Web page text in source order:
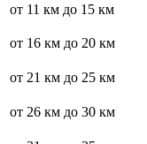
от 11 км до 15 км
от 16 км до 20 км
от 21 км до 25 км
от 26 км до 30 км